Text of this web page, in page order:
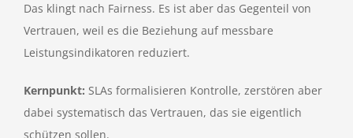
Das klingt nach Fairness. Es ist aber das Gegenteil von
Vertrauen, weil es die Beziehung auf messbare
Leistungsindikatoren reduziert.
Kernpunkt: SLAs formalisieren Kontrolle, zerstören aber
dabei systematisch das Vertrauen, das sie eigentlich
schützen sollen.